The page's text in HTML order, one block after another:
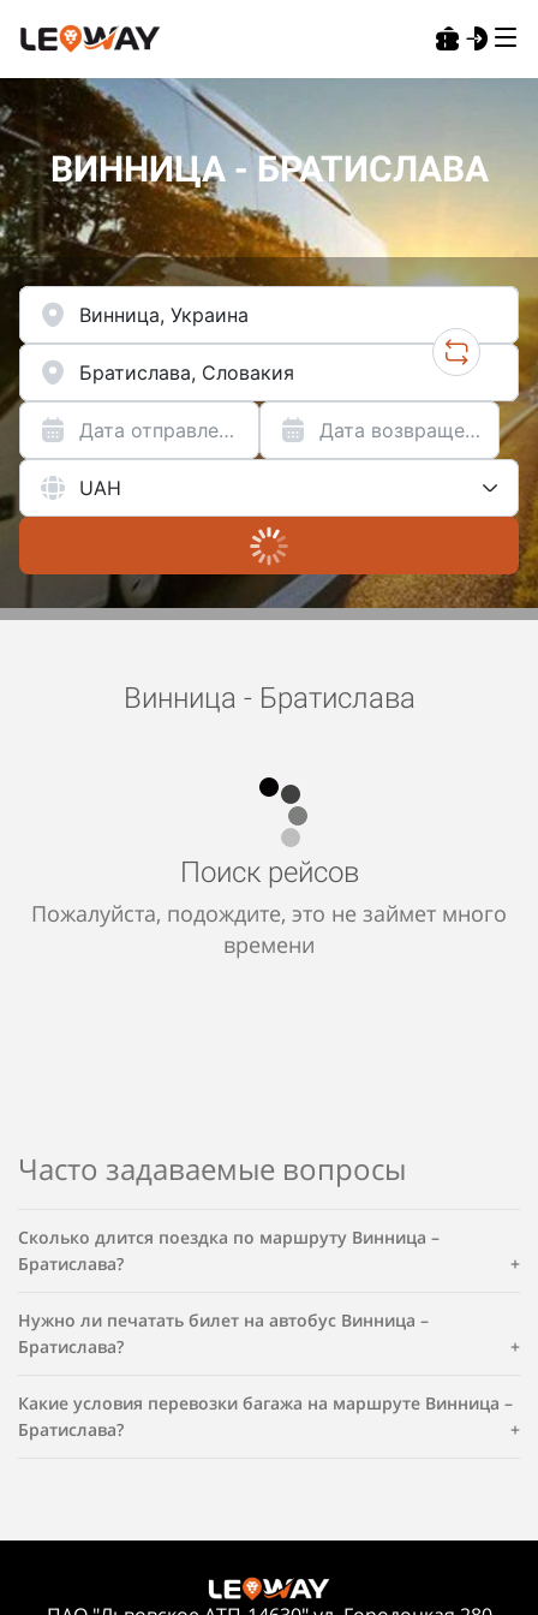
ВИННИЦА - БРАТИСЛАВА
Дата отправления Дата возвращения
Винница - Братислава
Поиск рейсов
Пожалуйста, подождите, это не займет много
времени
Часто задаваемые вопросы
Сколько длится поездка по маршруту Винница –
Братислава?
Нужно ли печатать билет на автобус Винница –
Братислава?
Какие условия перевозки багажа на маршруте Винница –
Братислава?